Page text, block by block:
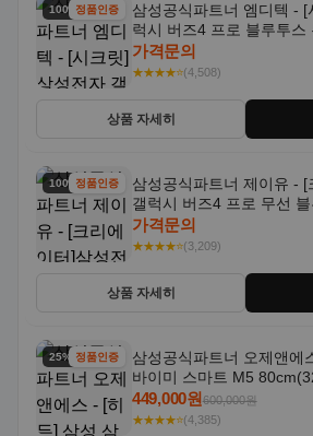
100% 할인
정품인증
삼성공식파트너 엠디텍 - [
럭시 버즈4 프로 블루투스
R640N
가격문의
★★★★⭐(4,508)
상품 자세히
100% 할인
정품인증
삼성공식파트너 제이유 -
갤럭시 버즈4 프로 무선 블
SM-R640N
가격문의
★★★★⭐(3,209)
상품 자세히
25% 할인정품인증
삼성공식파트너 오제앤에
바이미 스마트 M5
OTT 패키지
449,000원600,000원
★★★★⭐(4,385)